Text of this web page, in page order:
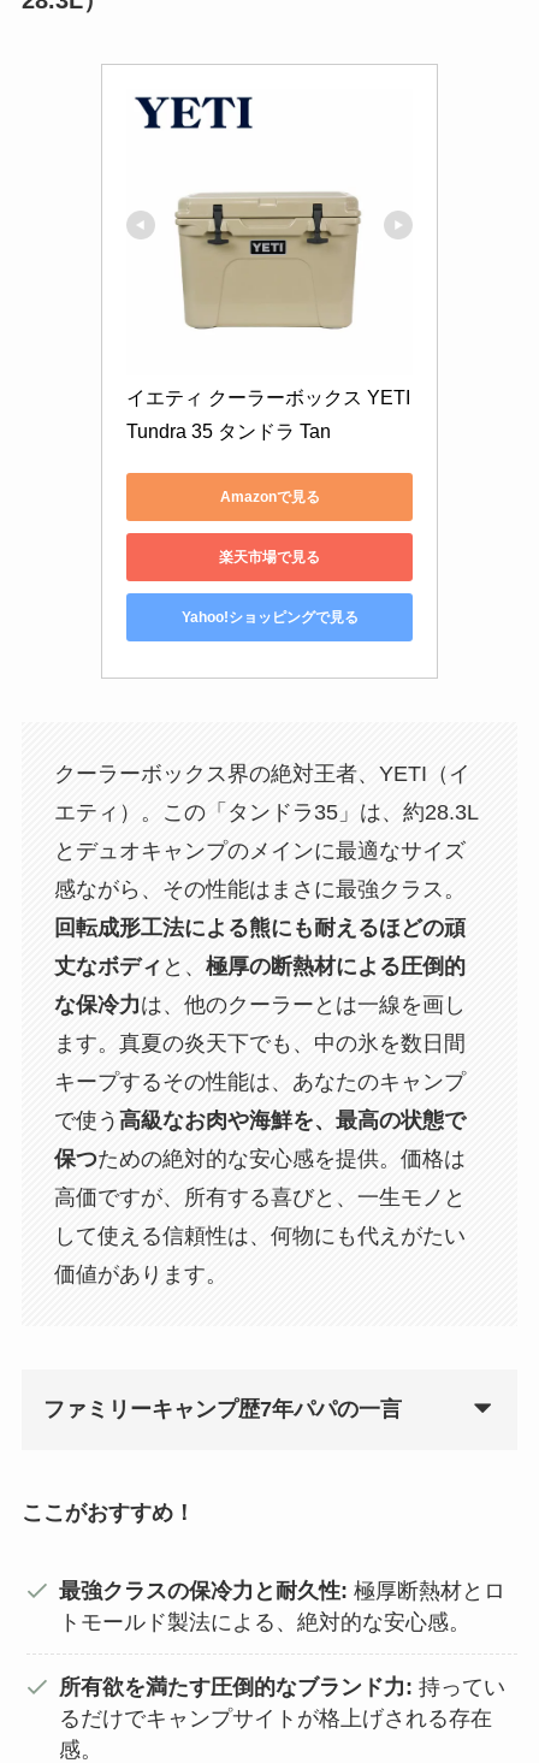
イエティ クーラーボックス YETI
Tundra 35 タンドラ Tan
Amazonで見る
楽天市場で見る
Yahoo!ショッピングで見る
クーラーボックス界の絶対王者、YETI（イ
エティ）。この「タンドラ35」は、約28.3L
とデュオキャンプのメインに最適なサイズ
感ながら、その性能はまさに最強クラス。
回転成形工法による熊にも耐えるほどの頑
丈なボディ と、 極厚の断熱材による圧倒的
な保冷力は、他のクーラーとは一線を画し
ます。真夏の炎天下でも、中の氷を数日間
キープするその性能は、あなたのキャンプ
で使う 高級なお肉や海鮮を、最高の状態で
保つための絶対的な安心感を提供。価格は
高価ですが、所有する喜びと、一生モノと
して使える信頼性は、何物にも代えがたい
価値があります。
ファミリーキャンプ歴7年パパの一言
ここがおすすめ！
最強クラスの保冷力と耐久性: 極厚断熱材とロ
トモールド製法による、絶対的な安心感。
所有欲を満たす圧倒的なブランド力: 持ってい
るだけでキャンプサイトが格上げされる存在
感。